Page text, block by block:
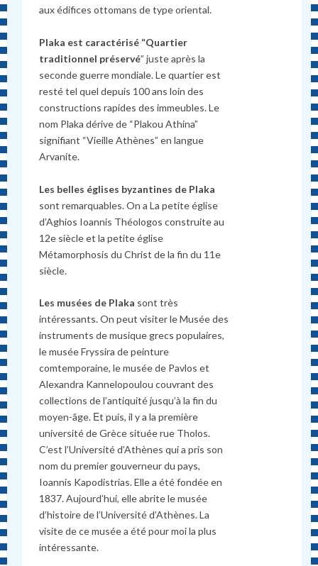
aux édifices ottomans de type oriental.
Plaka est caractérisé “Quartier
traditionnel préservé” juste après la
seconde guerre mondiale. Le quartier est
resté tel quel depuis 100 ans loin des
constructions rapides des immeubles. Le
nom Plaka dérive de “Plakou Athina”
signifiant “Vieille Athènes” en langue
Arvanite.
Les belles églises byzantines de Plaka
sont remarquables. On a La petite église
d’Aghios Ioannis Théologos construite au
12e siècle et la petite église
Métamorphosis du Christ de la fin du 11e
siècle.
Les musées de Plaka sont très
intéressants. On peut visiter le Musée des
instruments de musique grecs populaires,
le musée Fryssira de peinture
comtemporaine, le musée de Pavlos et
Alexandra Kannelopoulou couvrant des
collections de l’antiquité jusqu’à la fin du
moyen-âge. Εt puis, il y a la première
université de Grèce située rue Tholos.
C’est l’Université d’Athènes qui a pris son
nom du premier gouverneur du pays,
Ioannis Kapodistrias. Elle a été fondée en
1837. Aujourd’hui, elle abrite le musée
d’histoire de l’Université d’Athènes. La
visite de ce musée a été pour moi la plus
intéressante.